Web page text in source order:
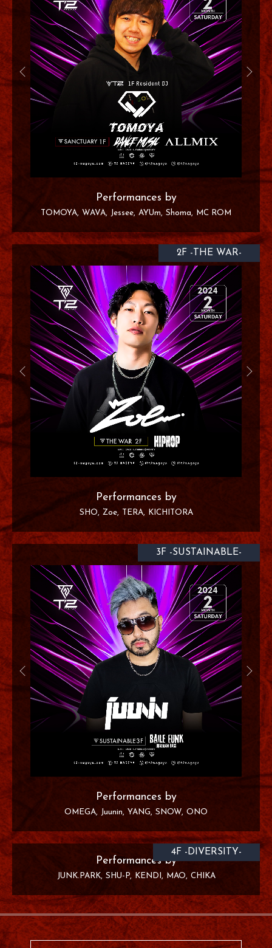
Performances by
TOMOYA WAVA Jessee AYUm Shoma MC ROM
2F -THE WAR-
Performances by
SHO Zoe TERA KICHITORA
3F -SUSTAINABLE-
Performances by
OMEGA Juunin YANG SNOW ONO
4F -DIVERSITY-
Performances by
JUNK.PARK SHU-P KENDI MAO CHIKA